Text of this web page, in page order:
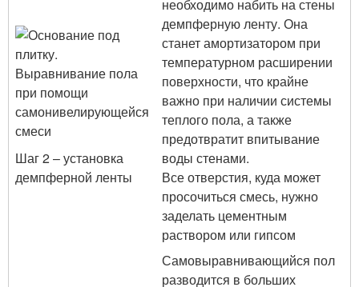
Шаг 2 – установка
демпферной ленты
необходимо набить на стены
демпферную ленту. Она
станет амортизатором при
температурном расширении
поверхности, что крайне
важно при наличии системы
теплого пола, а также
предотвратит впитывание
воды стенами.
Все отверстия, куда может
просочиться смесь, нужно
заделать цементным
раствором или гипсом
Самовыравнивающийся пол
разводится в больших